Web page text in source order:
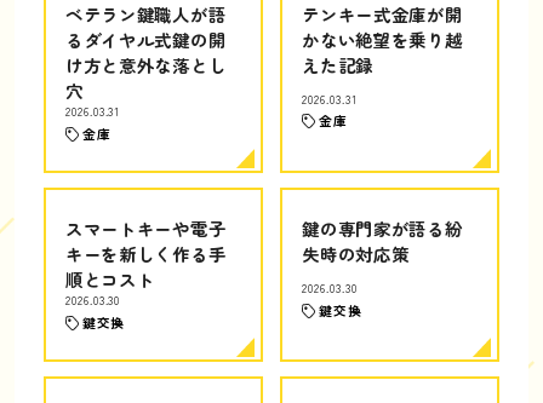
ベテラン鍵職人が語
るダイヤル式鍵の開
け方と意外な落とし
穴
2026.03.31
金庫
テンキー式金庫が開
かない絶望を乗り越
えた記録
2026.03.31
金庫
スマートキーや電子
キーを新しく作る手
順とコスト
2026.03.30
鍵交換
鍵の専門家が語る紛
失時の対応策
2026.03.30
鍵交換